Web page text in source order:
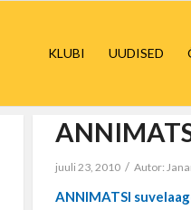
KLUBI UUDISED
juuli 23, 2010 / Autor:
ANNIMATSI